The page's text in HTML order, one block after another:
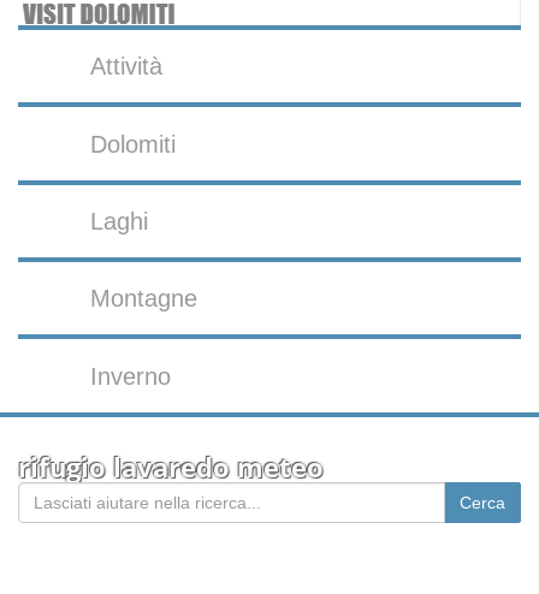
Attività
Dolomiti
Laghi
Montagne
Inverno
rifugio lavaredo meteo